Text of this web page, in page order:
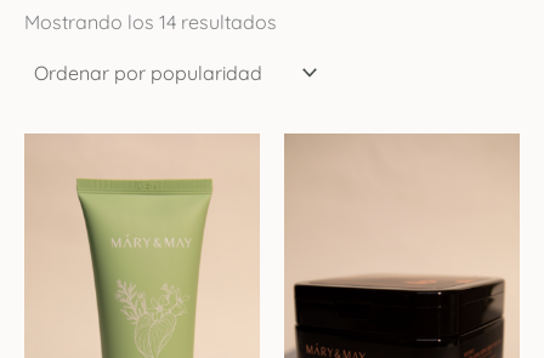
Mostrando los 14 resultados